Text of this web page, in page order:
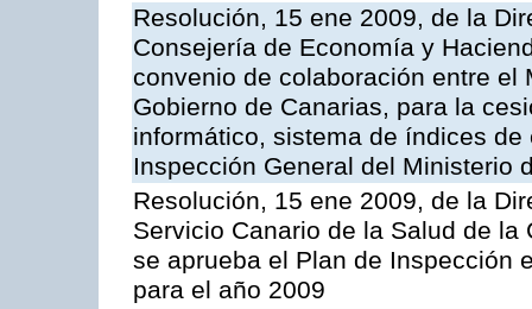
Resolución, 15 ene 2009, de la
Consejería de Economía y
convenio de colaboración entre
Gobierno de Canarias, para la
informático, sistema de índices
Inspección General del Ministerio
Resolución, 15 ene 2009, de la
Servicio Canario de la Salud de
se aprueba el Plan de Inspección
para el año 2009